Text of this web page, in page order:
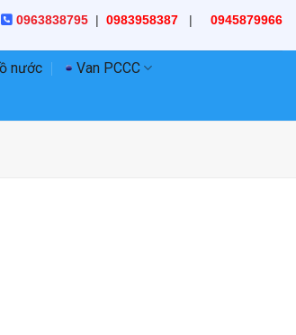
0963838795 | 0983958387 | 0945879966
nước Van PCCC